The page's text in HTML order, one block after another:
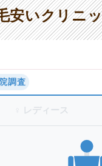
安いクリニ
調査
♀ レディース